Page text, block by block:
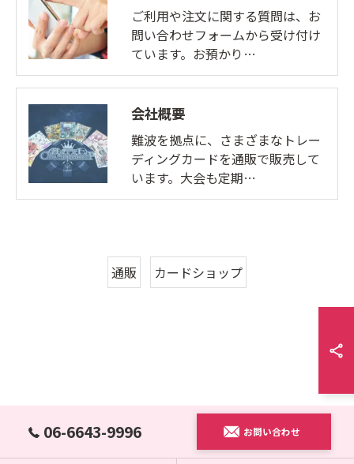
ご利用や注文に関する質問は、お
問い合わせフォームから受け付け
ています。お預かり…
会社概要
難波を拠点に、さまざまなトレー
ディングカードを通販で販売して
います。大会も定期…
通販 カードショップ
06-6643-9996 お問い合わせ